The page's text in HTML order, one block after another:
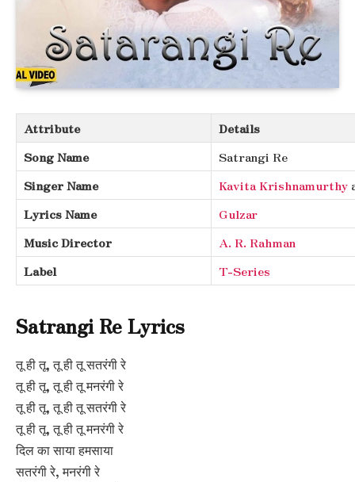
Attribute
Details
Song Name
Satrangi Re
Singer Name
Kavita Krishnamurthy
Lyrics Name
Gulzar
Music Director
A. R. Rahman
Label
T-Series
Satrangi Re Lyrics
तू ही तू, तू ही तू सतरंगी रे
तू ही तू, तू ही तू मनरंगी रे
तू ही तू, तू ही तू सतरंगी रे
तू ही तू, तू ही तू मनरंगी रे
दिल का साया हमसाया
सतरंगी रे, मनरंगी रे